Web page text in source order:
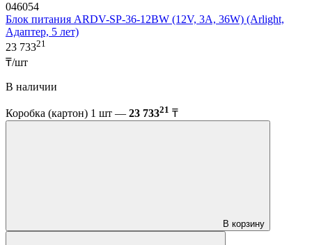
046054
Блок питания ARDV-SP-36-12BW (12V, 3A, 36W) (Arlight,
Адаптер, 5 лет)
23 73321
₸/шт
В наличии
Коробка (картон) 1 шт — 23 73321 ₸
В корзину